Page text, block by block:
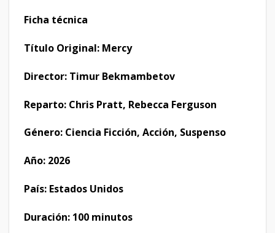
Ficha técnica
Título Original: Mercy
Director: Timur Bekmambetov
Reparto: Chris Pratt, Rebecca Ferguson
Género: Ciencia Ficción, Acción, Suspenso
Año: 2026
País: Estados Unidos
Duración: 100 minutos